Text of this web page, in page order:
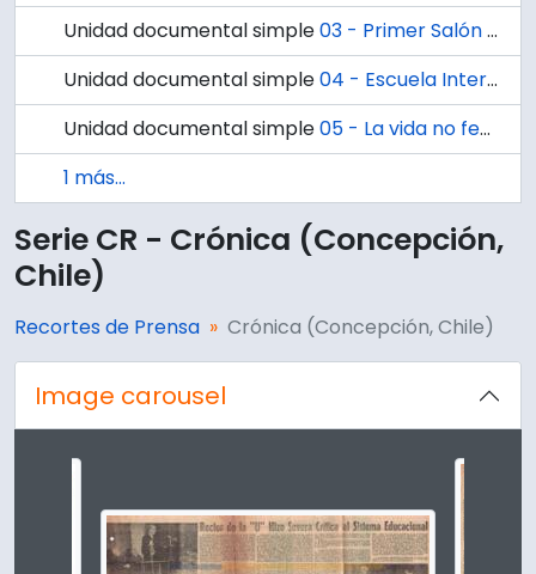
Unidad documental simple03 - Primer Salón de Arte Figurativo
Unidad documental simple04 - Escuela Internacional de Verano.
Unidad documental simple05 - La vida no fenece
1 más...
Serie CR - Crónica (Concepción,
Chile)
Recortes de Prensa Crónica (Concepción, Chile)
Image carousel
Changing the current slide of this carousel will